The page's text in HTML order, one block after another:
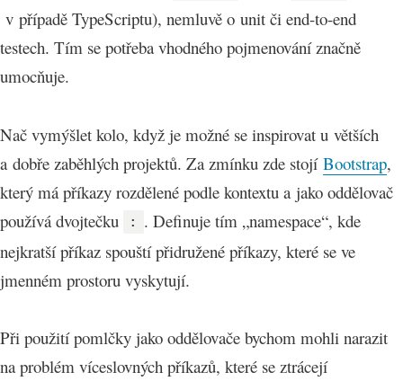
v případě TypeScriptu), nemluvě o unit či end-to-end
testech. Tím se potřeba vhodného pojmenování značně
umocňuje.
Nač vymýšlet kolo, když je možné se inspirovat u větších
a dobře zaběhlých projektů. Za zmínku zde stojí Bootstrap,
který má příkazy rozdělené podle kontextu a jako oddělovač
používá dvojtečku
:
. Definuje tím „namespace“, kde
nejkratší příkaz spouští přidružené příkazy, které se ve
jmenném prostoru vyskytují.
Při použití pomlčky jako oddělovače bychom mohli narazit
na problém víceslovných příkazů, které se ztrácejí